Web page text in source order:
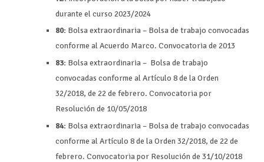
durante el curso 2023/2024
80: Bolsa extraordinaria – Bolsa de trabajo convocadas
conforme al Acuerdo Marco. Convocatoria de 2013
83: Bolsa extraordinaria – Bolsa de trabajo
convocadas conforme al Artículo 8 de la Orden
32/2018, de 22 de febrero. Convocatoria por
Resolución de 10/05/2018
84: Bolsa extraordinaria – Bolsa de trabajo convocadas
conforme al Artículo 8 de la Orden 32/2018, de 22 de
febrero. Convocatoria por Resolución de 31/10/2018